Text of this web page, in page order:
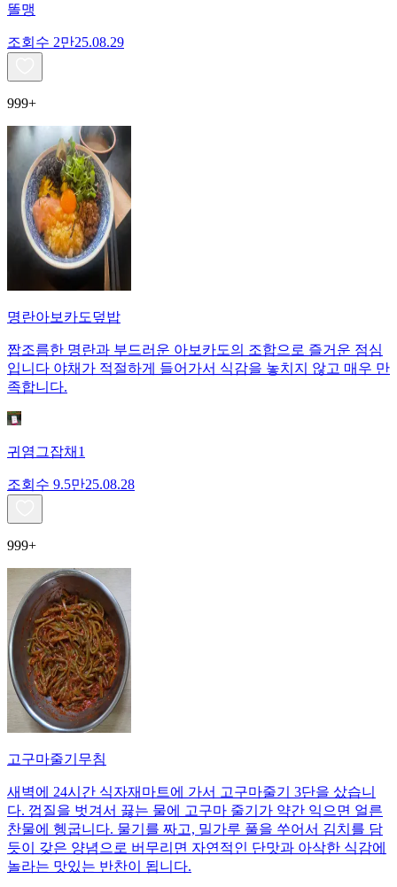
똘맹
조회수 2만25.08.29
999+
명란아보카도덮밥
짭조름한 명란과 부드러운 아보카도의 조합으로 즐거운 점심
입니다 야채가 적절하게 들어가서 식감을 놓치지 않고 매우 만
족합니다.
귀염그잡채1
조회수 9.5만25.08.28
999+
고구마줄기무침
새벽에 24시간 식자재마트에 가서 고구마줄기 3단을 샀습니
다. 껍질을 벗겨서 끓는 물에 고구마 줄기가 약간 익으면 얼른
찬물에 헹굽니다. 물기를 짜고, 밀가루 풀을 쑤어서 김치를 담
듯이 갖은 양념으로 버무리면 자연적인 단맛과 아삭한 식감에
놀라는 맛있는 반찬이 됩니다.